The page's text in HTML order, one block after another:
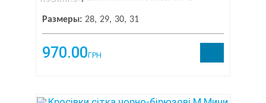
Размеры: 28 29 30 31
970.00ГРН